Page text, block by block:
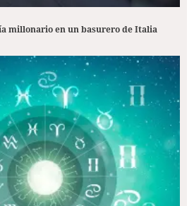
millonario en un basurero de Italia